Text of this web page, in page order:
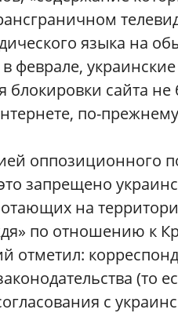
языка на
феврале,
блокировки сайта не
по-
оппозиционного
запрещено
на
по отношению к
отметил:
(то
с